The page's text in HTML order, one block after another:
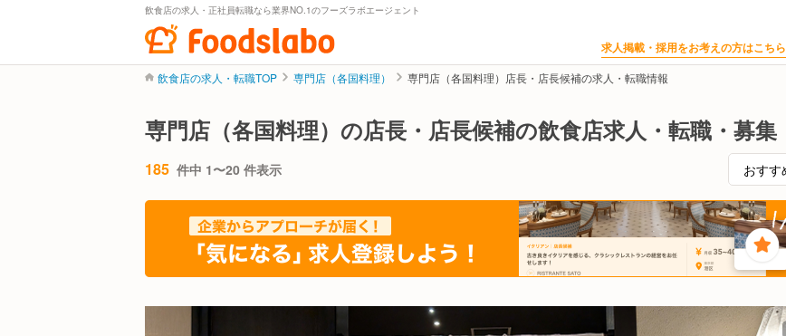
飲食店の求人・正社員転職なら業界NO.1のフーズラボエージェント
求人掲載・採用をお考えの方はこちら
飲食店の求人・転職TOP 専門店（各国料理） 専門店（各国料理）店長・店長候補の求人・転職情報
専門店（各国料理）の店長・店長候補の飲食店求人・転職・募集
185 件中 1〜20 件表示